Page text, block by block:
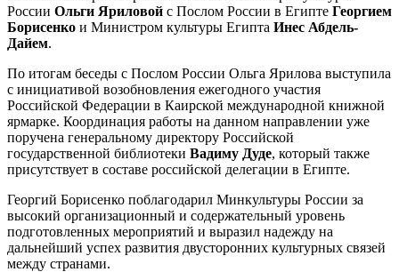
России Ольги Яриловой с Послом России в Египте Георгием
Борисенко и Министром культуры Египта Инес Абдель-
Дайем.
По итогам беседы с Послом России Ольга Ярилова выступила
с инициативой возобновления ежегодного участия
Российской Федерации в Каирской международной книжной
ярмарке. Координация работы на данном направлении уже
поручена генеральному директору Российской
государственной библиотеки Вадиму Дуде, который также
присутствует в составе российской делегации в Египте.
Георгий Борисенко поблагодарил Минкультуры России за
высокий организационный и содержательный уровень
подготовленных мероприятий и выразил надежду на
дальнейший успех развития двусторонних культурных связей
между странами.